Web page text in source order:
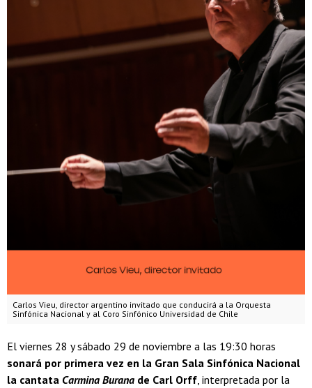
Carlos Vieu, director argentino invitado que conducirá a la Orquesta
Sinfónica Nacional y al Coro Sinfónico Universidad de Chile
El viernes 28 y sábado 29 de noviembre a las 19:30 horas
sonará por primera vez en la Gran Sala Sinfónica Nacional
la cantata Carmina Burana de Carl Orff, interpretada por la